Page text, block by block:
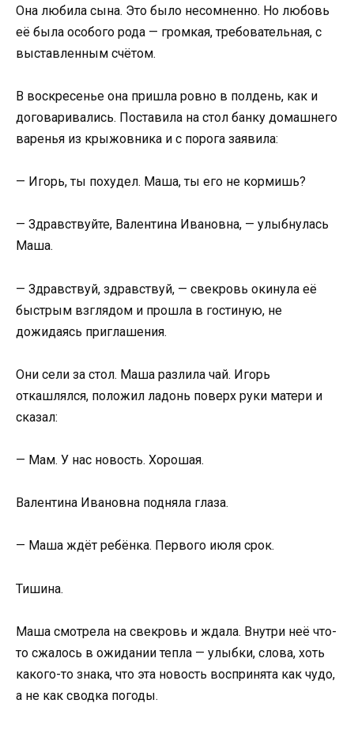
Она любила сына. Это было несомненно. Но любовь
её была особого рода — громкая, требовательная, с
выставленным счётом.
В воскресенье она пришла ровно в полдень, как и
договаривались. Поставила на стол банку домашнего
варенья из крыжовника и с порога заявила:
— Игорь, ты похудел. Маша, ты его не кормишь?
— Здравствуйте, Валентина Ивановна, — улыбнулась
Маша.
— Здравствуй, здравствуй, — свекровь окинула её
быстрым взглядом и прошла в гостиную, не
дожидаясь приглашения.
Они сели за стол. Маша разлила чай. Игорь
откашлялся, положил ладонь поверх руки матери и
сказал:
— Мам. У нас новость. Хорошая.
Валентина Ивановна подняла глаза.
— Маша ждёт ребёнка. Первого июля срок.
Тишина.
Маша смотрела на свекровь и ждала. Внутри неё что-
то сжалось в ожидании тепла — улыбки, слова, хоть
какого-то знака, что эта новость воспринята как чудо,
а не как сводка погоды.